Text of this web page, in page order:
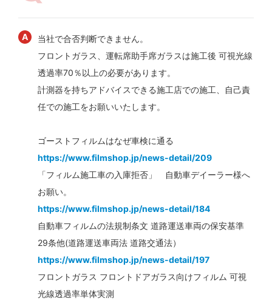
当社で合否判断できません。
フロントガラス、運転席助手席ガラスは施工後 可視光線
透過率70％以上の必要があります。
計測器を持ちアドバイスできる施工店での施工、自己責
任での施工をお願いいたします。
ゴーストフィルムはなぜ車検に通る
https://www.filmshop.jp/news-detail/209
「フィルム施工車の入庫拒否」 自動車デイーラー様へ
お願い。
https://www.filmshop.jp/news-detail/184
自動車フィルムの法規制条文 道路運送車両の保安基準
29条他(道路運送車両法 道路交通法）
https://www.filmshop.jp/news-detail/197
フロントガラス フロントドアガラス向けフィルム 可視
光線透過率単体実測